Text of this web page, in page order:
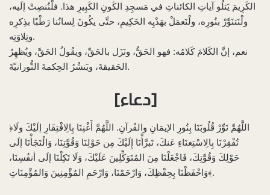
الكَرِيمَ يَتلُو آياتِ الكائناتِ في مَسجِدِ الكَونِ الكَبِيرِ هذا. فلْنُنصِتْ إلَيه،
ولْنَتنَوَّرْ بنُورِه، ولْنَعمَلْ بهَدْيِه الحَكِيمِ، حتَّى يكُونَ لِسانُنا رَطْبًا بذِكرِه
وتِلاوَتِه.
نعم، إنَّ الكَلامَ كَلامُه: فهو الحَقُّ، ونَزَل بالحَقِّ، ويقُولُ الحَقَّ، ويُظهِرُ
الحَقيقةَ، ويَنشُرُ الحِكمةَ النُّورانيّةَ.
[دعاء]
‌﴿اللَّهُمَّ نَوِّرْ قُلُوبَنَا بِنُورِ الإيمَانِ والقُرآنِ. اللَّهُمَّ أَغْنِنَا بِالِافْتِقَارِ إلَيْكَ ولَا
تُفْقِرْنَا بِالِاسْتِغنَاءِ عَنكَ، تَبرَّأْنَا إِلَيْكَ مِن حَوْلِنَا وَقُوَّتِنَا، وَالْتَجَأْنَا إلَى
حَوْلِكَ وَقُوَّتِكَ، فَاجْعَلْنَا مِنَ المُتَوَكِّلِينَ عَلَيْكَ، وَلَا تَكِلْنَا إلَى أنفُسِنَا،
وَاحْفَظْنَا بِحِفْظِكَ، وَارْحَمْنَا، وَارْحَمِ المُؤْمِنِينَ وَالمُؤْمِنَاتِ﴾.